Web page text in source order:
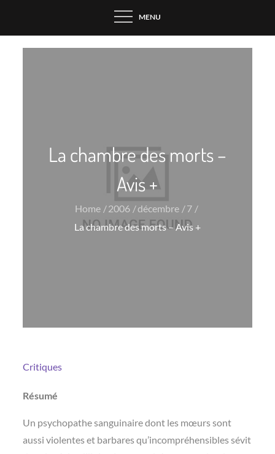
MENU
La chambre des morts –
Avis +
Home 2006 décembre
7
La chambre des morts – Avis +
Critiques
Résumé
Un psychopathe sanguinaire dont les mœurs sont
aussi violentes et barbares qu’incompréhensibles sévit